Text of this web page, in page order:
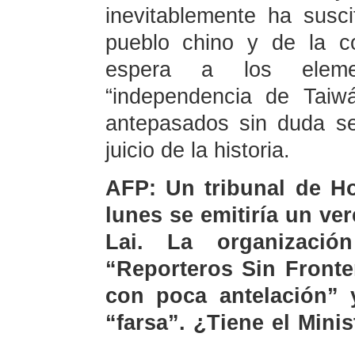
inevitablemente ha
pueblo chino y de la
espera a los
“independencia de
antepasados sin duda
juicio de la historia.
AFP: Un tribunal de
lunes se emitiría un
Lai. La
“Reporteros Sin
con poca
“farsa”. ¿Tiene el